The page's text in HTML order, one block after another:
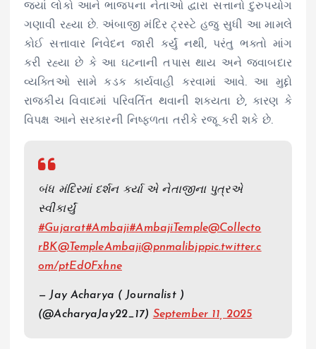
જ્યાં લોકો આને ભાજપના નેતાઓ દ્વારા સત્તાનો દુરુપયોગ
ગણાવી રહ્યા છે. અંબાજી મંદિર ટ્રસ્ટે હજુ સુધી આ મામલે
કોઈ સત્તાવાર નિવેદન જારી કર્યું નથી, પરંતુ ભક્તો માંગ
કરી રહ્યા છે કે આ ઘટનાની તપાસ થાય અને જવાબદાર
વ્યક્તિઓ સામે કડક કાર્યવાહી કરવામાં આવે. આ મુદ્દો
રાજકીય વિવાદમાં પરિવર્તિત થવાની શક્યતા છે, કારણ કે
વિપક્ષ આને સરકારની નિષ્ફળતા તરીકે રજૂ કરી શકે છે.
બંધ મંદિરમાં દર્શન કર્યા એ નેતાજીના પુત્રએ
સ્વીકાર્યું
#Gujarat#Ambaji#AmbajiTemple@Collecto
rBK@TempleAmbaji@pnmalibjppic.twitter.c
om/ptEd0Fxhne
— Jay Acharya ( Journalist )
(@AcharyaJay22_17) September 11, 2025